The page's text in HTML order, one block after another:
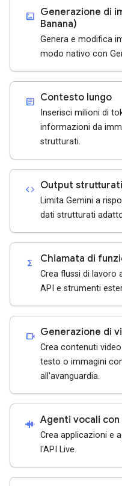
imagesmode Generazione di
Banana)
Genera e modifica
modo nativo con
article Contesto lungo
Inserisci milioni di
informazioni da
strutturati.
code Output strutturati
Limita Gemini a
dati strutturati
functions Chiamata di
Crea flussi di lavoro
API e strumenti
videocam Generazione di
Crea contenuti
testo o immagini
all'avanguardia.
android_recorder Agenti vocali con
Crea applicazioni e
l'API Live.